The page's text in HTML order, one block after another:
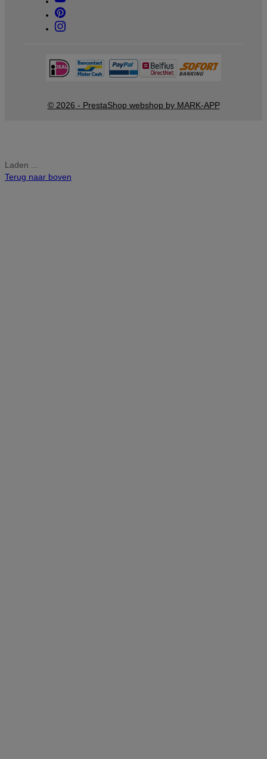
© 2026 - PrestaShop webshop by MARK-APP
Laden ...
Terug naar boven